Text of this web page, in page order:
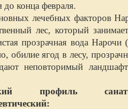
до конца февраля.
лечебных факторов
лес, который
прозрачная вода
обилие ягод в лесу,
неповторимый
профиль